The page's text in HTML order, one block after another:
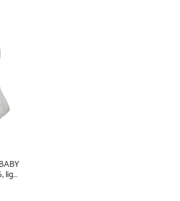
bez výslovného upozornění. Obrázky
light